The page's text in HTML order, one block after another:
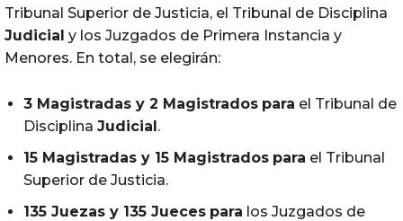
Tribunal Superior de Justicia, el Tribunal de Disciplina
Judicial y los Juzgados de Primera Instancia y
Menores. En total, se elegirán:
3 Magistradas y 2 Magistrados para el Tribunal de
Disciplina Judicial.
15 Magistradas y 15 Magistrados para el Tribunal
Superior de Justicia.
135 Juezas y 135 Jueces para los Juzgados de